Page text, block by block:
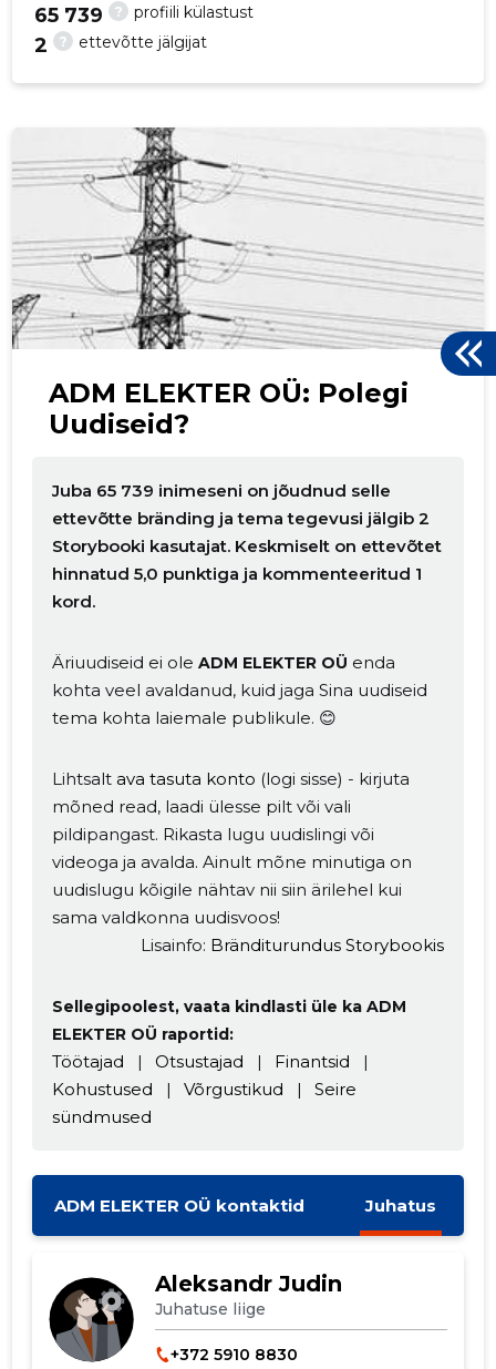
? profiili külastust
65 739
? ettevõtte jälgijat
2
ADM ELEKTER OÜ: Polegi
Uudiseid?
Juba 65 739 inimeseni on jõudnud selle
ettevõtte bränding ja tema tegevusi jälgib 2
Storybooki kasutajat. Keskmiselt on ettevõtet
hinnatud 5,0 punktiga ja kommenteeritud 1
kord.
Äriuudiseid ei oleADM ELEKTER OÜ enda
kohta veel avaldanud, kuid jaga Sina uudiseid
tema kohta laiemale publikule. 😊
Lihtsalt ava tasuta konto (logi sisse) - kirjuta
mõned read, laadi ülesse pilt või vali
pildipangast. Rikasta lugu uudislingi või
videoga ja avalda. Ainult mõne minutiga on
uudislugu kõigile nähtav nii siin ärilehel kui
sama valdkonna uudisvoos!
Lisainfo: Bränditurundus Storybookis
Sellegipoolest, vaata kindlasti üle ka ADM
ELEKTER OÜ raportid:
Töötajad | Otsustajad | Finantsid
|
Kohustused
| Võrgustikud |
Seire
sündmused
ADM ELEKTER OÜ kontaktid Juhatus
Aleksandr Judin
Juhatuse liige
+372 5910 8830
kirjeldust
MUUDA